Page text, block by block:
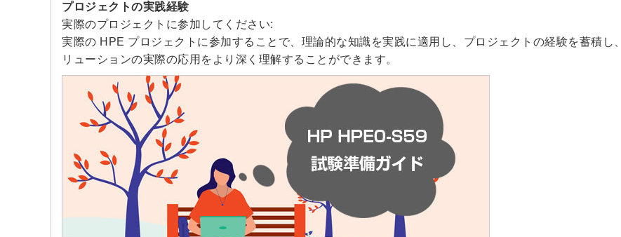
プロジェクトの実践経験
実際のプロジェクトに参加してください:
実際の HPE プロジェクトに参加することで、理論的な知識を実践に適用し、プロジェクトの経験を蓄積し
リューションの実際の応用をより深く理解することができます。